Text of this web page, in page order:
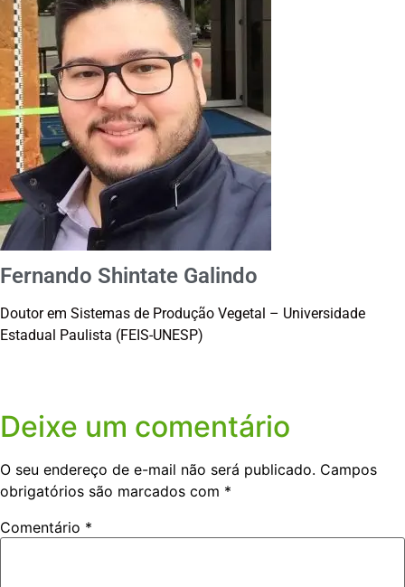
Fernando Shintate Galindo
Doutor em Sistemas de Produção Vegetal – Universidade
Estadual Paulista (FEIS-UNESP)
Deixe um comentário
O seu endereço de e-mail não será publicado. Campos
obrigatórios são marcados com *
Comentário *